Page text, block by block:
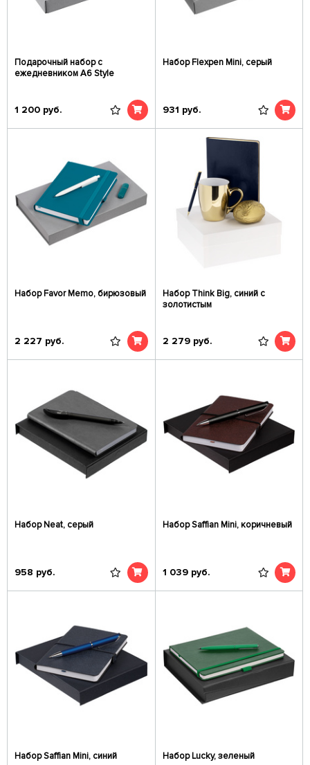
Подарочный набор с
ежедневником А6 Style
1 200 руб.
Набор Flexpen Mini, серый
931 руб.
Набор Favor Memo, бирюзовый
2 227 руб.
Набор Think Big, синий с
золотистым
2 279 руб.
Набор Neat, серый
958 руб.
Набор Saffian Mini, коричневый
1 039 руб.
Набор Saffian Mini, синий Набор Lucky, зеленый